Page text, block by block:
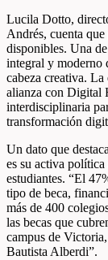
Lucila Dotto,
Andrés, cuenta
disponibles. Una
integral y moderno
cabeza creativa.
alianza con Digital
interdisciplinaria
transformación
Un dato que
es su activa política
estudiantes. “El
tipo de beca,
más de 400
las becas que
campus de
Bautista Alberdi”.